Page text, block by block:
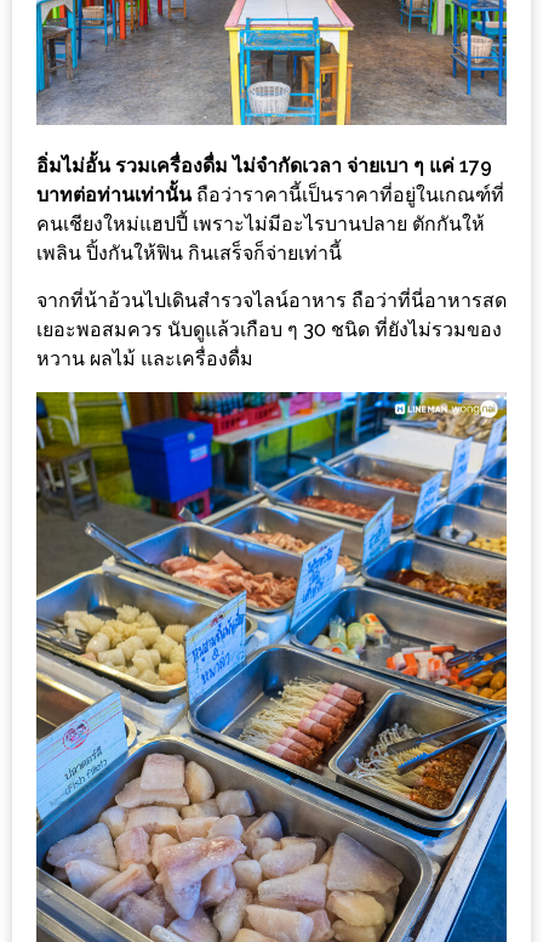
–
บาร์บีคิว
สาว
เหนือ
สลัด
หนุ่ม
บ้านนา
เมนู
เด็ด
จาก
ANNA
FARM
ที่
เอาชนะ
กรรมการ
จาก
THE
DISH
EVENT
ที่
ต้อง
ห้าม
พลาด
สำหรับ
ฤดู
อิ่มไม่อั้น รวมเครื่องดื่ม ไม่จำกัดเวลา จ่ายเบา ๆ แค่ 179
บาทต่อท่านเท่านั้นถือว่าราคานี้เป็นราคาที่อยู่ในเกณฑ์ที่
คนเชียงใหม่แฮปปี้ เพราะไม่มีอะไรบานปลาย ตักกันให้
เพลิน ปิ้งกันให้ฟิน กินเสร็จก็จ่ายเท่านี้
จากที่น้าอ้วนไปเดินสำรวจไลน์อาหาร ถือว่าที่นี่อาหารสด
เยอะพอสมควร นับดูแล้วเกือบ ๆ 30 ชนิด ที่ยังไม่รวมของ
หวาน ผลไม้ และเครื่องดื่ม